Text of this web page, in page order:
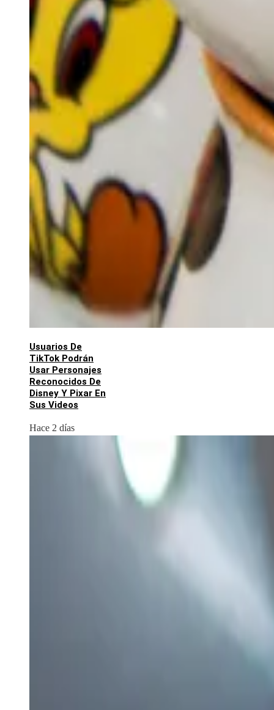
Usuarios De
TikTok Podrán
Usar Personajes
Reconocidos De
Disney Y Pixar En
Sus Videos
Hace 2 días